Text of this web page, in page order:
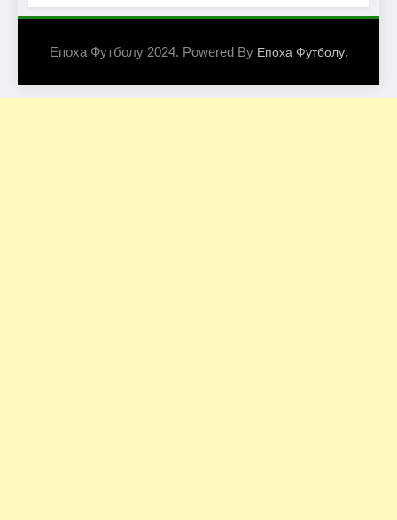
Епоха Футболу 2024. Powered By Епоха Футболу.